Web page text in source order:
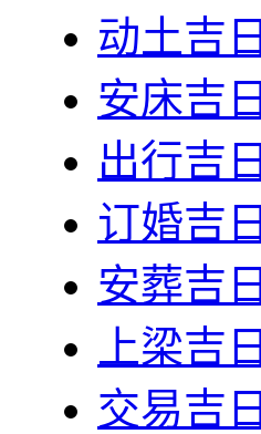
动土吉日
安床吉日
出行吉日
订婚吉日
安葬吉日
上梁吉日
交易吉日